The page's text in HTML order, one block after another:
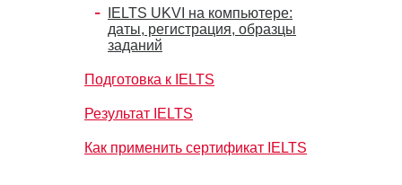
IELTS UKVI на компьютере:
даты, регистрация, образцы
заданий
Подготовка к IELTS
Результат IELTS
Как применить сертификат IELTS